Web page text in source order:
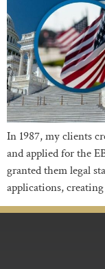
In 1987, my clients
and applied for the
granted them legal
applications,